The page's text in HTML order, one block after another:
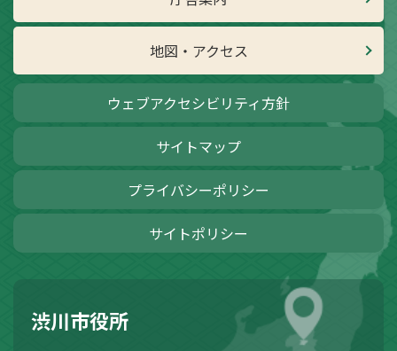
地図・アクセス
ウェブアクセシビリティ方針
サイトマップ
プライバシーポリシー
サイトポリシー
渋川市役所